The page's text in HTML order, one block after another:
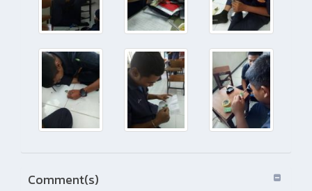
Comment(s)